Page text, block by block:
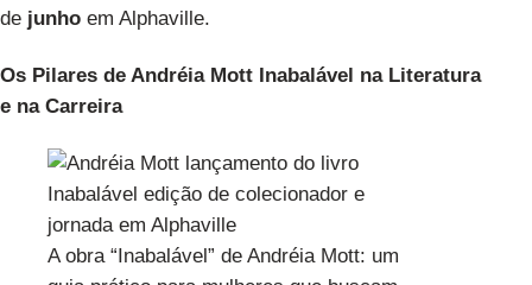
de junho em Alphaville.
Os Pilares de Andréia Mott Inabalável na Literatura
e na Carreira
A obra “Inabalável” de Andréia Mott: um